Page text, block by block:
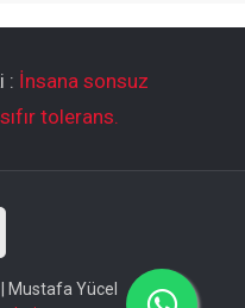
: İnsana sonsuz
sıfır tolerans.
Mustafa Yücel